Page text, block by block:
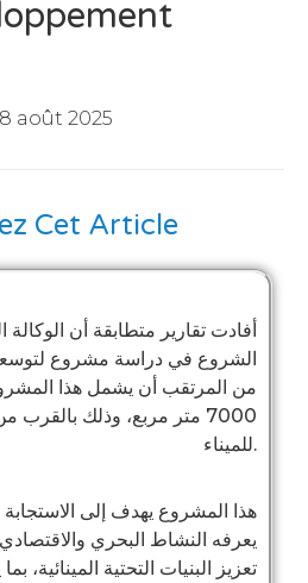
août 2025
Cet Article
أفادت تقارير متطابقة أن الوكالة
الشروع في دراسة مشروع
من المرتقب أن يشمل هذا
7000 متر مربع، وذلك
للميناء.
هذا المشروع يهدف إلى الاستجابة
يعرفه النشاط البحري
تعزيز البنيات التحتية